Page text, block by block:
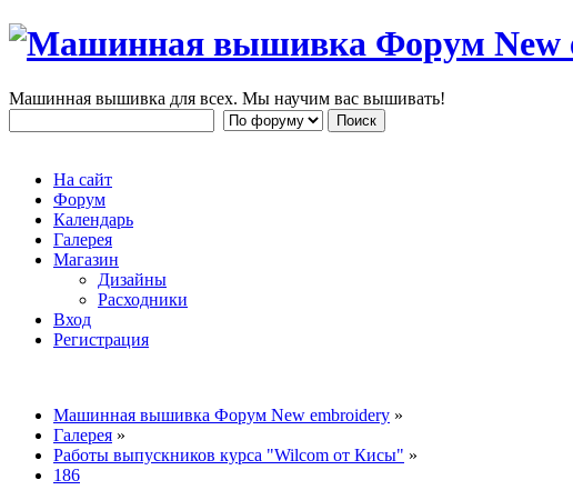
Машинная вышивка для всех. Мы научим вас вышивать!
На сайт
Форум
Календарь
Галерея
Магазин
Дизайны
Расходники
Вход
Регистрация
Машинная вышивка Форум New embroidery »
Галерея »
Работы выпускников курса "Wilcom от Кисы" »
186